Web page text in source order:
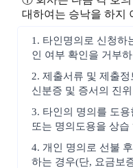
대하여는 승낙을 하지
1. 타인명의로 신청하
인 여부 확인을 거부
2. 제출서류 및 제출
신분증 및 증서의 진
3. 타인의 명의를 도
또는 명의도용을 상
4. 개인 명의로 선불
하는 경우(단, 요금보